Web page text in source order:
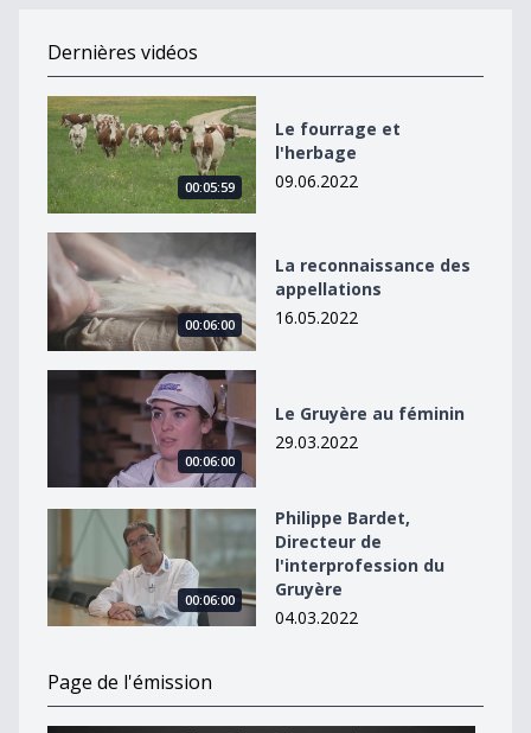
Dernières vidéos
Le fourrage et l&#039;herbage
00:05:59
Le fourrage et
l'herbage
09.06.2022
La reconnaissance des appellations
00:06:00
La reconnaissance des
appellations
16.05.2022
Le Gruyère au féminin
00:06:00
Le Gruyère au féminin
29.03.2022
Philippe Bardet, Directeur de l&#039;interprofession
00:06:00
Philippe Bardet,
Directeur de
l'interprofession du
Gruyère
04.03.2022
Page de l'émission